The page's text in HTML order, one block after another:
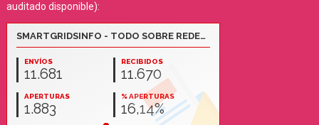
auditado disponible):